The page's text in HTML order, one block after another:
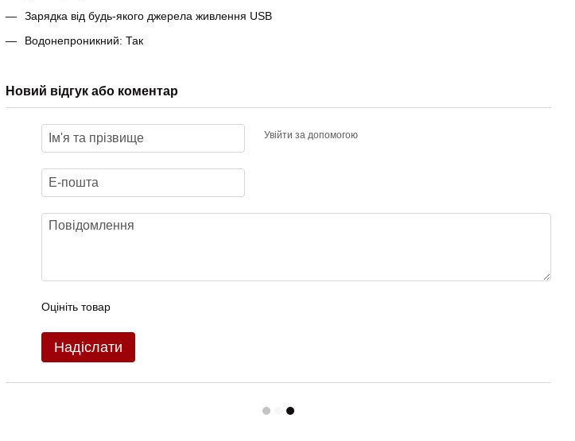
Зарядка від будь-якого джерела живлення USB
Водонепроникний: Так
Новий відгук або коментар
Увійти за допомогою
Оцініть товар
Надіслати